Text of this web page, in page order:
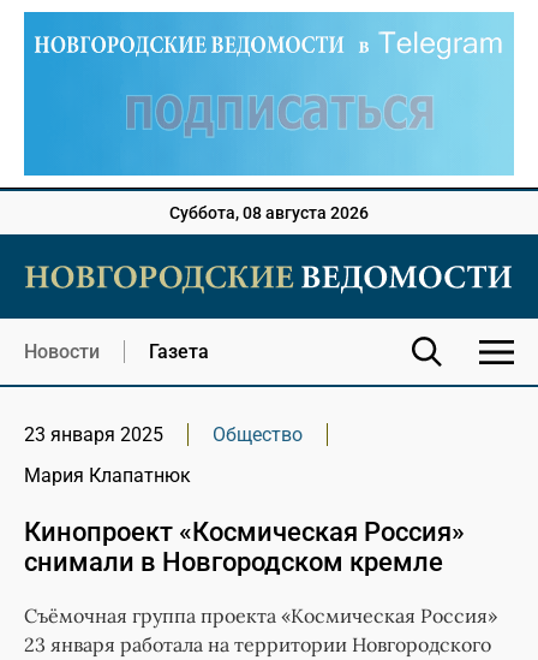
Суббота, 08 августа 2026
Новости Газета
23 января 2025
Общество
Мария Клапатнюк
Кинопроект «Космическая Россия»
снимали в Новгородском кремле
Съёмочная группа проекта «Космическая Россия»
23 января работала на территории Новгородского